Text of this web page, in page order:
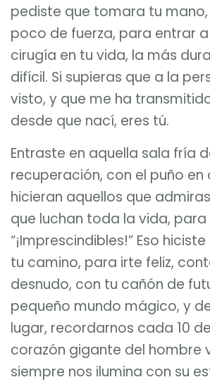
pediste que tomara tu
poco de fuerza, para entrar
cirugía en tu vida, la más
difícil. Si supieras que a la
visto, y que me ha
desde que nací, eres tú.
Entraste en aquella sala fría
recuperación, con el puño
hicieran aquellos que
que luchan toda la vida, para
“¡Imprescindibles!” Eso
tu camino, para irte feliz,
desnudo, con tu cañón de
pequeño mundo mágico, y
lugar, recordarnos cada 10
corazón gigante del hombre
siempre nos ilumina con su